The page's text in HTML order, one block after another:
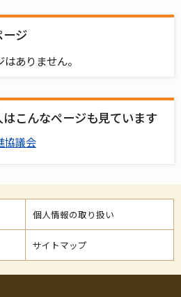
ージ
ありません。
こんなページも見ています
協議会
個人情報の取り扱い
サイトマップ